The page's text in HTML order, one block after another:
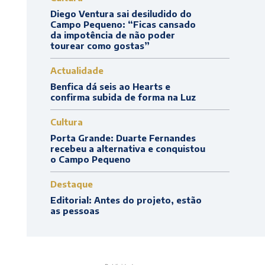
Diego Ventura sai desiludido do
Campo Pequeno: “Ficas cansado
da impotência de não poder
tourear como gostas”
Actualidade
Benfica dá seis ao Hearts e
confirma subida de forma na Luz
Cultura
Porta Grande: Duarte Fernandes
recebeu a alternativa e conquistou
o Campo Pequeno
Destaque
Editorial: Antes do projeto, estão
as pessoas